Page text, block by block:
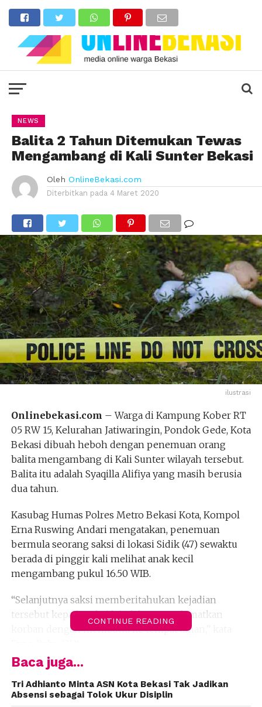
NEWS
Balita 2 Tahun Ditemukan Tewas
Mengambang di Kali Sunter Bekasi
Oleh OnlineBekasi.com
Diterbitkan pada 4 Maret 2020
ilustrasi
Onlinebekasi.com – Warga di Kampung Kober RT
05 RW 15, Kelurahan Jatiwaringin, Pondok Gede, Kota
Bekasi dibuah heboh dengan penemuan orang
balita mengambang di Kali Sunter wilayah tersebut.
Balita itu adalah Syaqilla Alifiya yang masih berusia
dua tahun.
Kasubag Humas Polres Metro Bekasi Kota, Kompol
Erna Ruswing Andari mengatakan, penemuan
bermula seorang saksi di lokasi Sidik (47) sewaktu
berada di pinggir kali melihat anak kecil
mengambang pukul 16.50 WIB.
“Selanjutnya saksi memberitahukan kejadian
tersebut kepada saksi lain lalu menyelamatkan
korban dengan membawa ke tempat aman,” kata
Setelah diangkat dan dibawa ke atas, warga setempat
memberikan pertolongan pertama. Namun korban
tidak bisa tertolong.
CONTINUE READING
Baca juga...
Tri Adhianto Minta ASN Kota Bekasi Tak Jadikan
Absensi sebagai Tolok Ukur Disiplin